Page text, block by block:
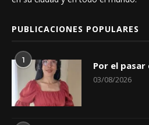
PUBLICACIONES POPULARES
1 Por el pasar
03/08/2026